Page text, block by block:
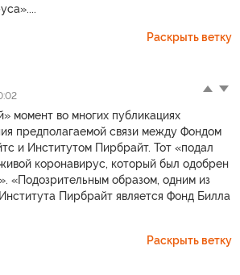
Раскрыть ветку
момент во многих публикациях
предполагаемой связи между Фондом
и Институтом Пирбрайт. Тот «подал
коронавирус, который был одобрен
«Подозрительным образом, одним из
Пирбрайт является Фонд Билла
Раскрыть ветку